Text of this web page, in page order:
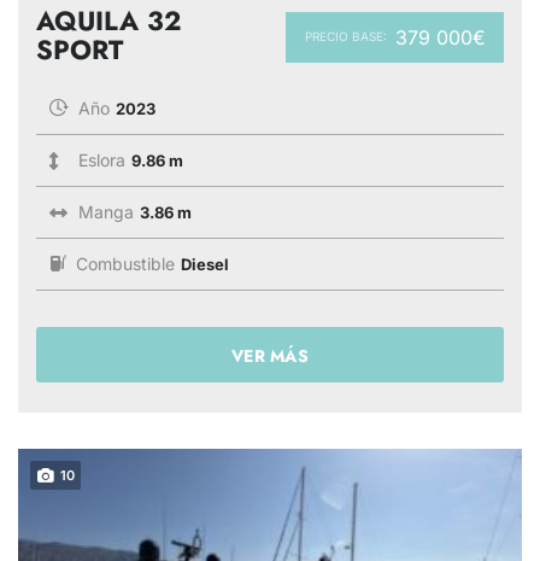
PRECIO BASE: 379 000€
AQUILA 32
SPORT
Año 2023
Eslora 9.86 m
Manga 3.86 m
Combustible Diesel
VER MÁS
10